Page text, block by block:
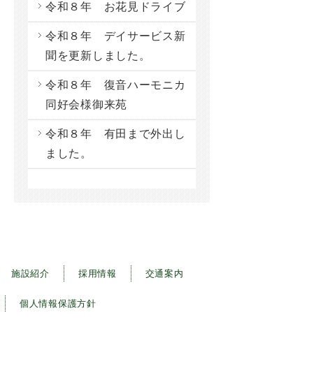
令和８年 お花見ドライブ
令和８年 デイサービス新
聞を更新しました。
令和８年 復音ハーモニカ
同好会様御来苑
令和８年 有田まで外出し
ました。
施設紹介 採用情報 交通案内
個人情報保護方針